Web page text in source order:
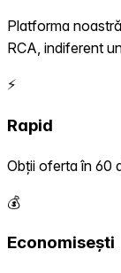
Platforma
RCA, indiferent
⚡
Rapid
Obții oferta în 60
💰
Economisești